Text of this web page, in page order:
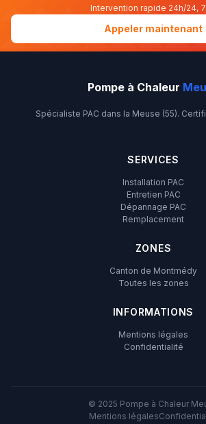
Intervention rapide 24h/24,
Appeler maintenant
Pompe à Chaleur
Spécialiste PAC dans la Meuse (55).
SERVICES
Installation PAC
Entretien PAC
Dépannage PAC
Remplacement
ZONES
Canton de Montmédy
Toutes les zones
INFORMATIONS
Mentions légales
Confidentialité
© 2025 Pompe à Chaleur
Mentions légales